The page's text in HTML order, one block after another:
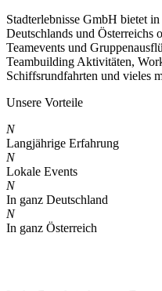
Stadterlebnisse GmbH bietet
Deutschlands und Österreichs
Teamevents und
Teambuilding Aktivitäten,
Schiffsrundfahrten und vieles
Unsere Vorteile
N
Langjährige Erfahrung
N
Lokale Events
N
In ganz Deutschland
N
In ganz Österreich